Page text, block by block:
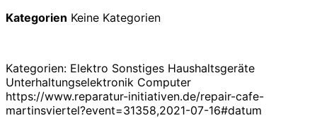
Kategorien Keine Kategorien
Kategorien: Elektro Sonstiges Haushaltsgeräte
Unterhaltungselektronik Computer
https://www.reparatur-initiativen.de/repair-cafe-
martinsviertel?event=31358,2021-07-16#datum